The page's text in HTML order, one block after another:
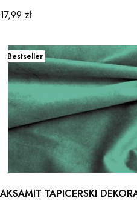
Cena
17,99 zł
Bestseller
AKSAMIT TAPICERSKI